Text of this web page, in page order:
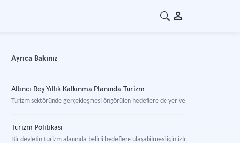
Ayrıca Bakınız
Altıncı Beş Yıllık Kalkınma Planında Turizm
Turizm sektöründe gerçekleşmesi öngörülen hedeflere de yer veren beş yıllık plan.
Turizm Politikası
Bir devletin turizm alanında belirli hedeflere ulaşabilmesi için izlediği yol, yöntem,